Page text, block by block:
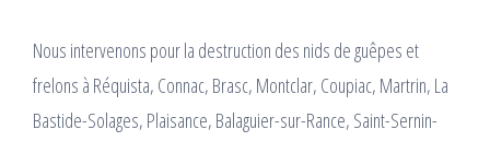
Nous intervenons pour la destruction des nids de guêpes et
frelons à Réquista, Connac, Brasc, Montclar, Coupiac, Martrin, La
Bastide-Solages, Plaisance, Balaguier-sur-Rance, Saint-Sernin-